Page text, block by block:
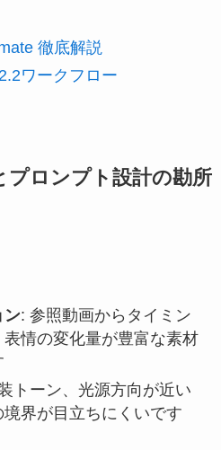
徹底解説
ワークフロー
プロンプト設計の勘所
ン: 参照動画からタイミン
情の変化量が豊富な素材
トーン、光源方向が近い
界が目立ちにくいです